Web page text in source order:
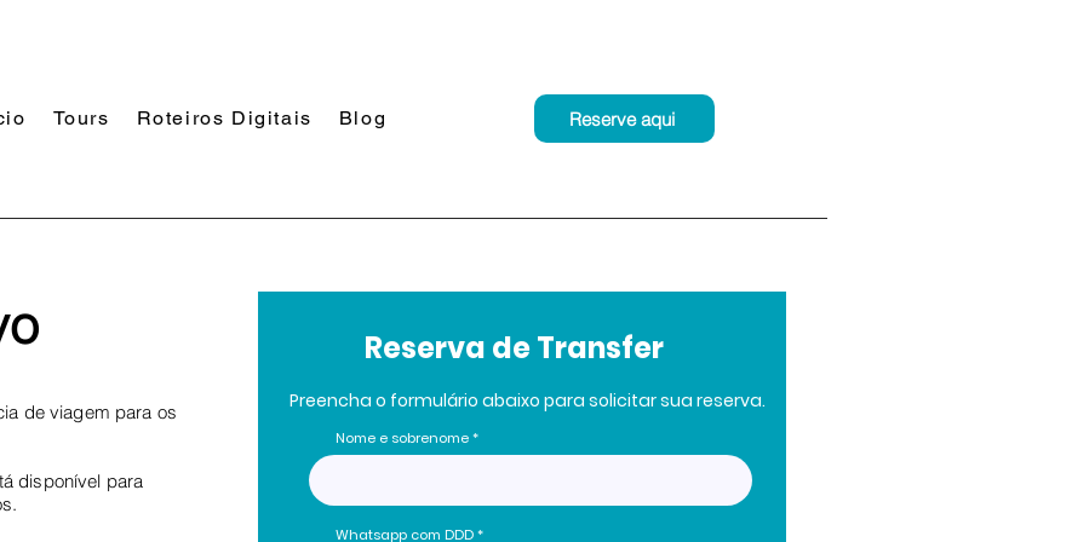
Tours Roteiros Digitais Blog Reserve aqui
de viagem para os
disponível para
Reserva de Transfer
Preencha o formulário abaixo para solicitar sua reserva.
Nome e sobrenome
Whatsapp com DDD